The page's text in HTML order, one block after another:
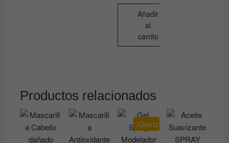
Añadir
al
carrito
Productos relacionados
¡Oferta!